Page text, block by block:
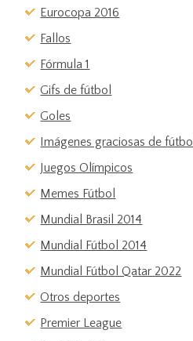
Eurocopa 2016
Fallos
Fórmula 1
Gifs de fútbol
Goles
Imágenes graciosas de fútbol
Juegos Olímpicos
Memes Fútbol
Mundial Brasil 2014
Mundial Fútbol 2014
Mundial Fútbol Qatar 2022
Otros deportes
Premier League